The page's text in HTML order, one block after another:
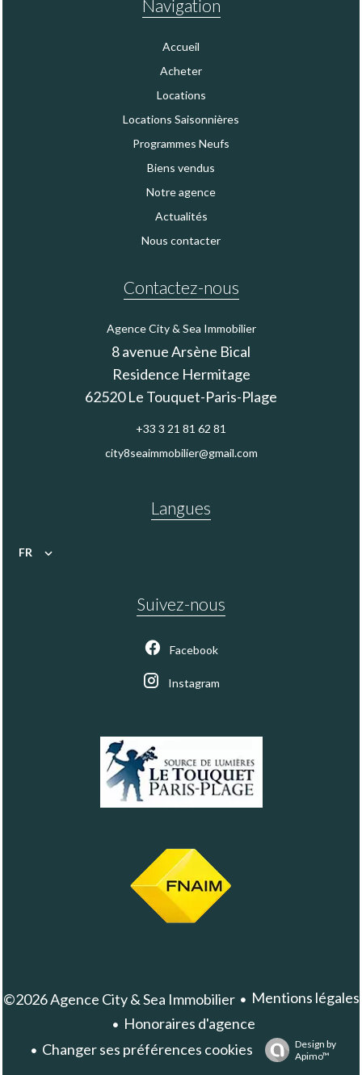
Navigation
Accueil
Acheter
Locations
Locations Saisonnières
Programmes Neufs
Biens vendus
Notre agence
Actualités
Nous contacter
Contactez-nous
Agence City & Sea Immobilier
8 avenue Arsène Bical
Residence Hermitage
62520Le Touquet-Paris-Plage
+33 3 21 81 62 81
city8seaimmobilier@gmail.com
Langues
FR
Suivez-nous
Facebook
Instagram
©2026 Agence City & Sea Immobilier
Mentions légales
Honoraires d'agence
Changer ses préférences cookies
Design by
Apimo™